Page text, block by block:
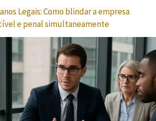
Legais: Como blindar a empresa
e penal simultaneamente